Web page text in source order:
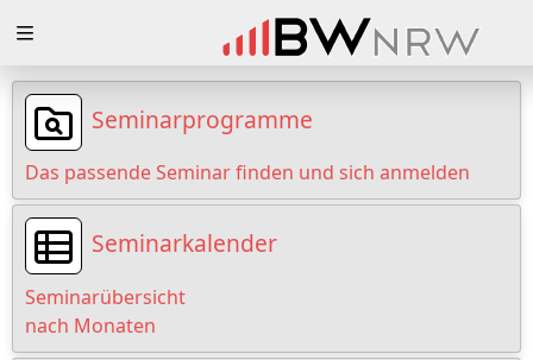
Loading
Loading
Loading
Loading
Loading
Seminarprogramme
Das passende Seminar finden und sich anmelden
Seminarkalender
Seminarübersicht
nach Monaten